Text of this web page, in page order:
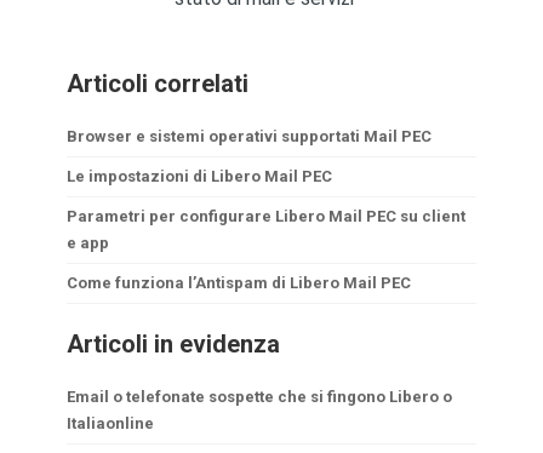
Articoli correlati
Browser e sistemi operativi supportati Mail PEC
Le impostazioni di Libero Mail PEC
Parametri per configurare Libero Mail PEC su client
e app
Come funziona l’Antispam di Libero Mail PEC
Articoli in evidenza
Email o telefonate sospette che si fingono Libero o
Italiaonline